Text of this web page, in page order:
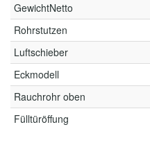
GewichtNetto
Rohrstutzen
Luftschieber
Eckmodell
Rauchrohr oben
Fülltüröffung